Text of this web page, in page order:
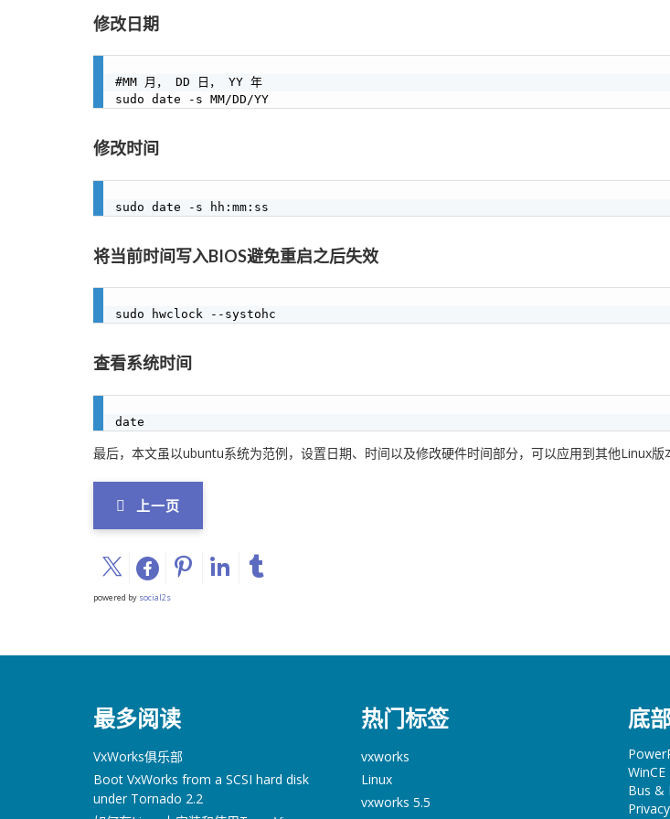
修改日期
#MM 月， DD 日， YY 年
修改时间
将当前时间写入BIOS避免重启之后失效
查看系统时间
最后，本文虽以ubuntu系统为范例，设置日期、时间以及修改硬件时间部分，可以应用到其他Linux版
上一页
powered by social2s
最多阅读
VxWorks俱乐部
Boot VxWorks from a SCSI hard disk
under Tornado 2.2
热门标签
vxworks
Linux
vxworks 5.5
底
WinCE
Bus &
Privacy